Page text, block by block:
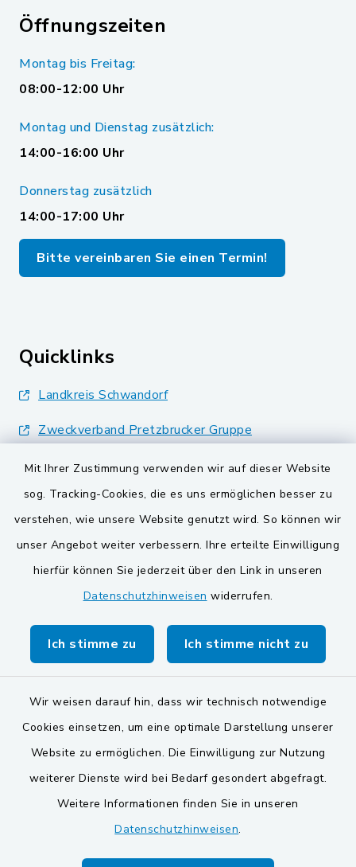
Mit Ihrer Zustimmung verwenden wir auf dieser Website
sog. Tracking-Cookies, die es uns ermöglichen besser zu
verstehen, wie unsere Website genutzt wird. So können wir
unser Angebot weiter verbessern. Ihre erteilte Einwilligung
hierfür können Sie jederzeit über den Link in unseren
Datenschutzhinweisen widerrufen.
Ich stimme zu Ich stimme nicht zu
Wir weisen darauf hin, dass wir technisch notwendige
Cookies einsetzen, um eine optimale Darstellung unserer
Website zu ermöglichen. Die Einwilligung zur Nutzung
weiterer Dienste wird bei Bedarf gesondert abgefragt.
Weitere Informationen finden Sie in unseren
Datenschutzhinweisen.
Öffnungszeiten
Montag bis Freitag:
08:00-12:00 Uhr
Montag und Dienstag zusätzlich:
14:00-16:00 Uhr
Donnerstag zusätzlich
14:00-17:00 Uhr
Bitte vereinbaren Sie einen Termin!
Quicklinks
Landkreis Schwandorf
Zweckverband Pretzbrucker Gruppe
BayernPortal
Gemeinden der
Verwaltungsgemeinschaft
Gemeinde Schwarzach bei Nabburg
Markt Schwarzenfeld
Gemeinde Stulln
Barrierefreiheit